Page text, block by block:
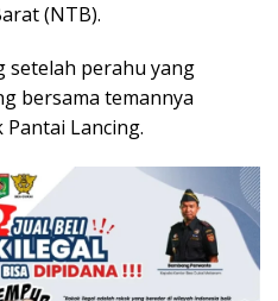
(NTB).
setelah perahu yang
bersama temannya
Lancing.